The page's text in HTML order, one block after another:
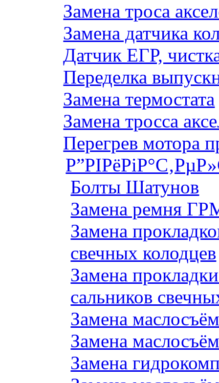
Замена троса
Замена датчика
Датчик ЕГР,
Переделка
Замена термостата
Замена тросса
Перегрев мотора
Болты Шатунов
Замена ремня
Замена
свечных колодцев
Замена
сальников
Замена
Замена
Замена